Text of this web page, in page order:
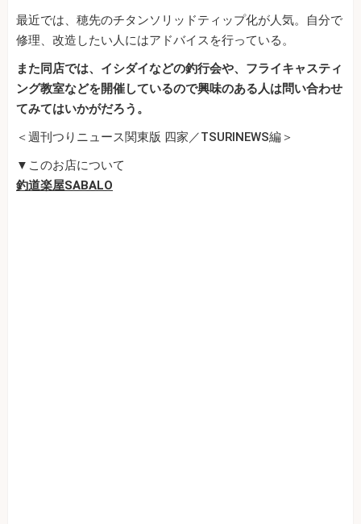
最近では、穂先のチタンソリッドティップ化が人気。自分で
修理、改造したい人にはアドバイスを行っている。
また同店では、イシダイなどの釣行会や、フライキャスティ
ング教室などを開催しているので興味のある人は問い合わせ
てみてはいかがだろう。
＜週刊つりニュース関東版 四家／TSURINEWS編＞
▼このお店について
釣道楽屋SABALO